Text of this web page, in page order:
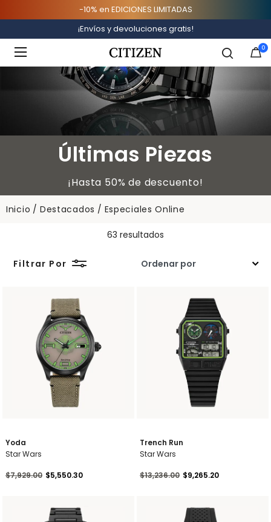
-10% en EDICIONES LIMITADAS
¡Envíos y devoluciones gratis!
0
Últimas Piezas
¡Hasta 50% de descuento!
Inicio Destacados Especiales Online
63 resultados
Filtrar Por
Yoda
Star Wars
Precio reducido de
$7,929.00a$5,550.30
Trench Run
Star Wars
Precio reducido de
$13,236.00a$9,265.20
Manage Wishlist